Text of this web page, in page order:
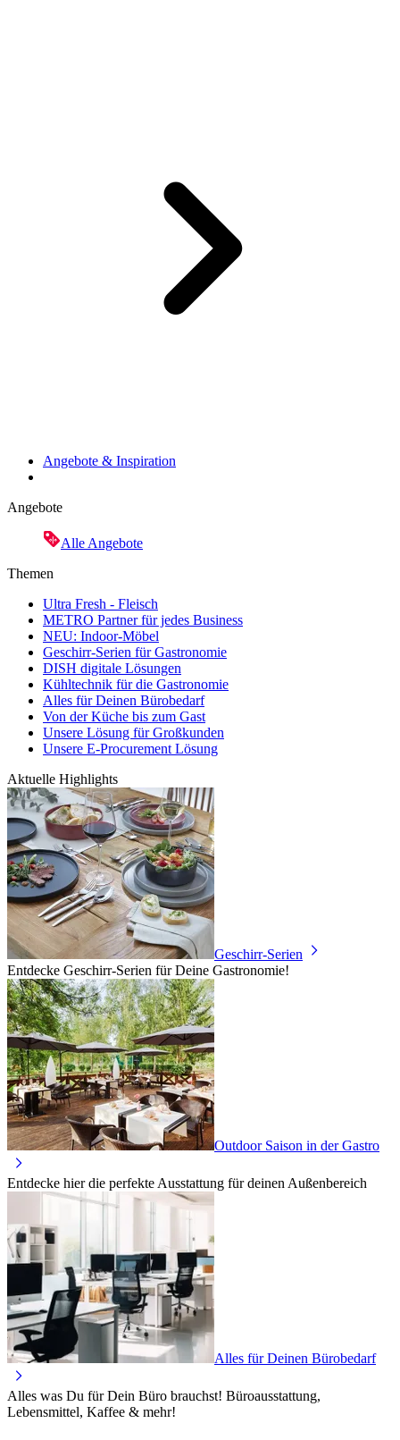
Angebote & Inspiration
Angebote
Alle Angebote
Themen
Ultra Fresh - Fleisch
METRO Partner für jedes Business
NEU: Indoor-Möbel
Geschirr-Serien für Gastronomie
DISH digitale Lösungen
Kühltechnik für die Gastronomie
Alles für Deinen Bürobedarf
Von der Küche bis zum Gast
Unsere Lösung für Großkunden
Unsere E-Procurement Lösung
Aktuelle Highlights
Geschirr-Serien
Entdecke Geschirr-Serien für Deine Gastronomie!
Outdoor Saison in der Gastro
Entdecke hier die perfekte Ausstattung für deinen Außenbereich
Alles für Deinen Bürobedarf
Alles was Du für Dein Büro brauchst! Büroausstattung,
Lebensmittel, Kaffee & mehr!